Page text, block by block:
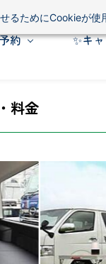
るためにCookieが使
約 ✨キ
料金